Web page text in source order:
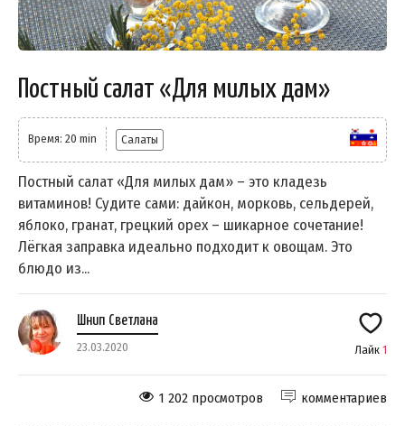
Постный салат «Для милых дам»
Время: 20 min Салаты
Постный салат «Для милых дам» – это кладезь
витаминов! Судите сами: дайкон, морковь, сельдерей,
яблоко, гранат, грецкий орех – шикарное сочетание!
Лёгкая заправка идеально подходит к овощам. Это
блюдо из...
Шнип Светлана
23.03.2020 Лайк 1
комментариев
1 202 просмотров